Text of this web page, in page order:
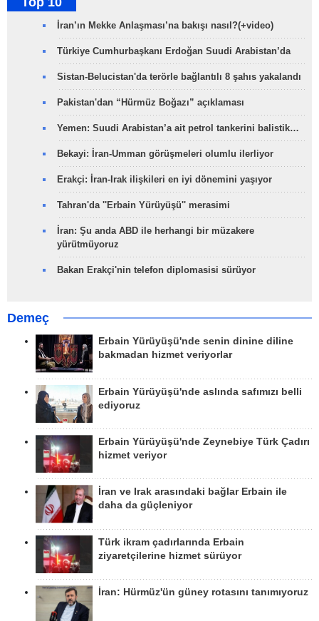
İran’ın Mekke Anlaşması’na bakışı nasıl?(+video)
Türkiye Cumhurbaşkanı Erdoğan Suudi Arabistan’da
Sistan-Belucistan'da terörle bağlantılı 8 şahıs yakalandı
Pakistan'dan “Hürmüz Boğazı” açıklaması
Yemen: Suudi Arabistan’a ait petrol tankerini balistik…
Bekayi: İran-Umman görüşmeleri olumlu ilerliyor
Erakçi: İran-Irak ilişkileri en iyi dönemini yaşıyor
Tahran'da ''Erbain Yürüyüşü'' merasimi
İran: Şu anda ABD ile herhangi bir müzakere
yürütmüyoruz
Bakan Erakçi'nin telefon diplomasisi sürüyor
Demeç
Erbain Yürüyüşü'nde senin dinine diline
bakmadan hizmet veriyorlar
Erbain Yürüyüşü'nde aslında safımızı belli
ediyoruz
Erbain Yürüyüşü'nde Zeynebiye Türk Çadırı
hizmet veriyor
İran ve Irak arasındaki bağlar Erbain ile
daha da güçleniyor
Türk ikram çadırlarında Erbain
ziyaretçilerine hizmet sürüyor
İran: Hürmüz'ün güney rotasını tanımıyoruz